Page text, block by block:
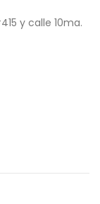
y calle 10ma.